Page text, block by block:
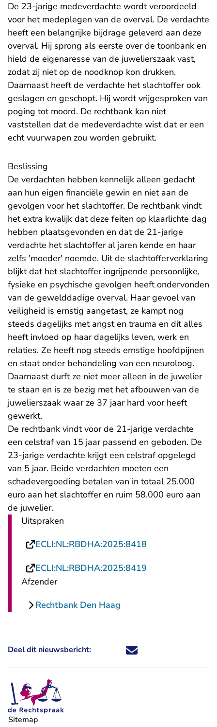
De 23-jarige medeverdachte wordt veroordeeld
voor het medeplegen van de overval. De verdachte
heeft een belangrijke bijdrage geleverd aan deze
overval. Hij sprong als eerste over de toonbank en
hield de eigenaresse van de juwelierszaak vast,
zodat zij niet op de noodknop kon drukken.
Daarnaast heeft de verdachte het slachtoffer ook
geslagen en geschopt. Hij wordt vrijgesproken van
poging tot moord. De rechtbank kan niet
vaststellen dat de medeverdachte wist dat er een
echt vuurwapen zou worden gebruikt.
Beslissing
De verdachten hebben kennelijk alleen gedacht
aan hun eigen financiële gewin en niet aan de
gevolgen voor het slachtoffer. De rechtbank vindt
het extra kwalijk dat deze feiten op klaarlichte dag
hebben plaatsgevonden en dat de 21-jarige
verdachte het slachtoffer al jaren kende en haar
zelfs 'moeder' noemde. Uit de slachtofferverklaring
blijkt dat het slachtoffer ingrijpende persoonlijke,
fysieke en psychische gevolgen heeft ondervonden
van de gewelddadige overval. Haar gevoel van
veiligheid is ernstig aangetast, ze kampt nog
steeds dagelijks met angst en trauma en dit alles
heeft invloed op haar dagelijks leven, werk en
relaties. Ze heeft nog steeds ernstige hoofdpijnen
en staat onder behandeling van een neuroloog.
Daarnaast durft ze niet meer alleen in de juwelier
te staan en is ze bezig met het afbouwen van de
juwelierszaak waar ze 37 jaar hard voor heeft
gewerkt.
De rechtbank vindt voor de 21-jarige verdachte
een celstraf van 15 jaar passend en geboden. De
23-jarige verdachte krijgt een celstraf opgelegd
van 5 jaar. Beide verdachten moeten een
schadevergoeding betalen van in totaal 25.000
euro aan het slachtoffer en ruim 58.000 euro aan
de juwelier.
Uitspraken
ECLI:NL:RBDHA:2025:8418
ECLI:NL:RBDHA:2025:8419
Afzender
Rechtbank Den Haag
Deel dit nieuwsbericht: Deel dit nieuwsbericht via X -
Deel dit nieuwsbericht via
Deel dit nieuwsbericht
Deel dit
Sitemap